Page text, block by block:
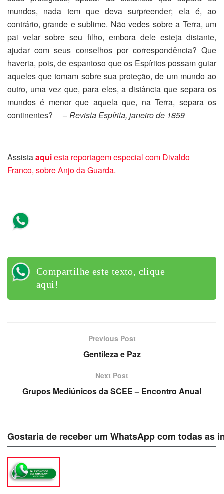
mundos, nada tem que deva surpreender; ela é, ao
contrário, grande e sublime. Não vedes sobre a Terra, um
pai velar sobre seu filho, embora dele esteja distante,
ajudar com seus conselhos por correspondência? Que
haveria, pois, de espantoso que os Espíritos possam guiar
aqueles que tomam sobre sua proteção, de um mundo ao
outro, uma vez que, para eles, a distância que separa os
mundos é menor que aquela que, na Terra, separa os
continentes? – Revista Espírita, janeiro de 1859
Assistaaquiesta reportagem especial com Divaldo
Franco, sobre Anjo da Guarda.
Compartilhe este texto, clique
aqui!
Previous Post
Gentileza e Paz
Next Post
Grupos Mediúnicos da SCEE – Encontro Anual
Gostaria de receber um WhatsApp com todas